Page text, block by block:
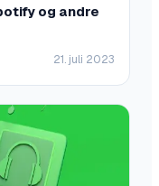
og andre
21. juli 2023